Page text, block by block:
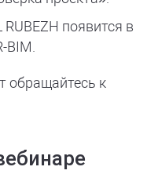
появится в
BIM.
обращайтесь к